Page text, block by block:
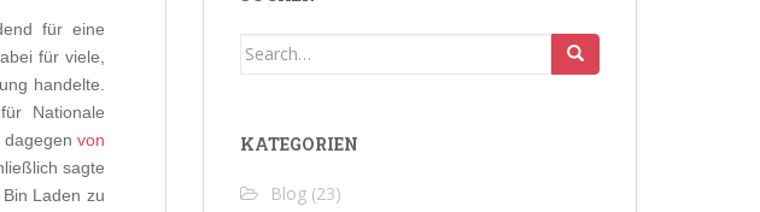
für eine
für viele,
handelte.
Nationale
dagegenvon
sagte
Laden zu
Search
KATEGORIEN
Blog (23)